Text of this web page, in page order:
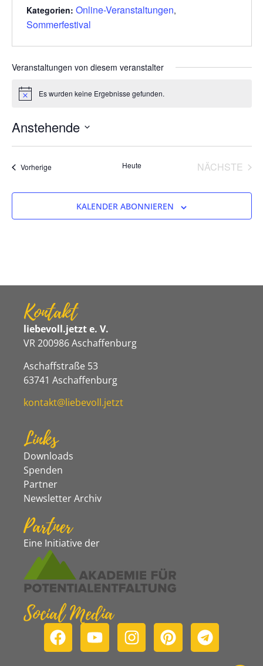
Kategorien: Online-Veranstaltungen,
Sommerfestival
Veranstaltungen von diesem veranstalter
HinweisEs wurden keine Ergebnisse gefunden.
Anstehende
wählen.
VorherigeVeranstaltungen Heute NÄCHSTE
KALENDER ABONNIEREN
Kontakt
liebevoll.jetzt e. V.
VR 200986 Aschaffenburg
Aschaffstraße 53
63741 Aschaffenburg
kontakt@liebevoll.jetzt
Links
Downloads
Spenden
Partner
Newsletter Archiv
Partner
Eine Initiative der
Social Media